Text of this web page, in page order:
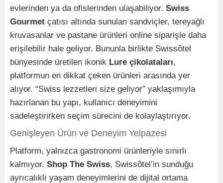
evlerinden ya da ofislerinden ulaşabiliyor. Swiss
Gourmet çatısı altında sunulan sandviçler, tereyağlı
kruvasanlar ve pastane ürünleri online siparişle daha
erişilebilir hale geliyor. Bununla birlikte Swissôtel
bünyesinde üretilen ikonik Lure çikolataları,
platformun en dikkat çeken ürünleri arasında yer
alıyor. “Swiss lezzetleri size geliyor” yaklaşımıyla
hazırlanan bu yapı, kullanıcı deneyimini
sadeleştirirken seçim sürecini de kolaylaştırıyor.
Genişleyen Ürün ve Deneyim Yelpazesi
Platform, yalnızca gastronomi ürünleriyle sınırlı
kalmıyor. Shop The Swiss, Swissôtel’in sunduğu
ayrıcalıklı yaşam deneyimlerini de dijital ortama